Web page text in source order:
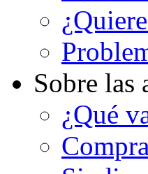
Sobre las
¿Qué